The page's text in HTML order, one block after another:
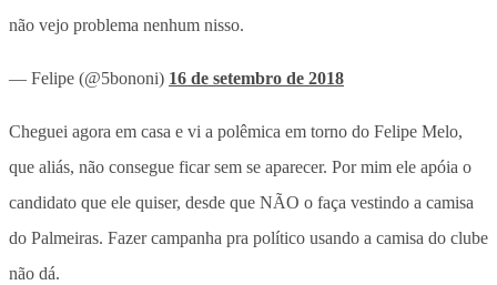
não vejo problema nenhum nisso.
— Felipe (@5bononi) 16 de setembro de 2018
Cheguei agora em casa e vi a polêmica em torno do Felipe Melo,
que aliás, não consegue ficar sem se aparecer. Por mim ele apóia o
candidato que ele quiser, desde que NÃO o faça vestindo a camisa
do Palmeiras. Fazer campanha pra político usando a camisa do clube
não dá.